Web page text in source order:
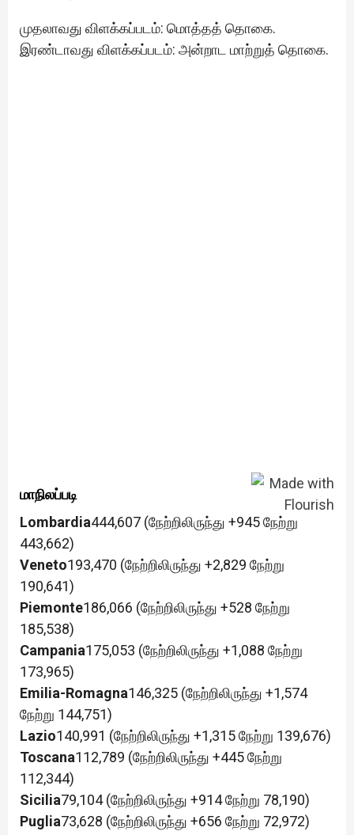
முதலாவது விளக்கப்படம்: மொத்தத் தொகை.
இரண்டாவது விளக்கப்படம்: அன்றாட மாற்றுத் தொகை.
மாநிலப்படி
Lombardia444,607 (நேற்றிலிருந்து +945 நேற்று
443,662)
Veneto193,470 (நேற்றிலிருந்து +2,829 நேற்று
190,641)
Piemonte186,066 (நேற்றிலிருந்து +528 நேற்று
185,538)
Campania175,053 (நேற்றிலிருந்து +1,088 நேற்று
173,965)
Emilia-Romagna146,325 (நேற்றிலிருந்து +1,574
நேற்று 144,751)
Lazio140,991 (நேற்றிலிருந்து +1,315 நேற்று 139,676)
Toscana112,789 (நேற்றிலிருந்து +445 நேற்று
112,344)
Sicilia79,104 (நேற்றிலிருந்து +914 நேற்று 78,190)
Puglia73,628 (நேற்றிலிருந்து +656 நேற்று 72,972)